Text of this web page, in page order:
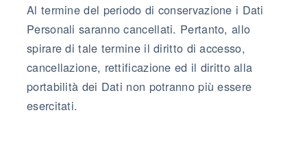
Al termine del periodo di conservazione i Dati
Personali saranno cancellati. Pertanto, allo
spirare di tale termine il diritto di accesso,
cancellazione, rettificazione ed il diritto alla
portabilità dei Dati non potranno più essere
esercitati.